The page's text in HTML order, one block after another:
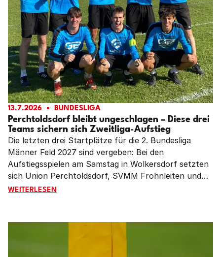
Perchtoldsdorf bleibt ungeschlagen – Diese drei
Teams sichern sich Zweitliga-Aufstieg
13.7.2026 BUNDESLIGA
Die letzten drei Startplätze für die 2. Bundesliga
Männer Feld 2027 sind vergeben: Bei den
Aufstiegsspielen am Samstag in Wolkersdorf setzten
sich Union Perchtoldsdorf, SVMM Frohnleiten und
DSG SU Hirschbach gegen Gastgeber SPG
Temperaturen ein spannender und durchwegs fairer
WEITERLESENPERCHTOLDSDORF BLEIBT UNGESCHLAGEN – DIESE